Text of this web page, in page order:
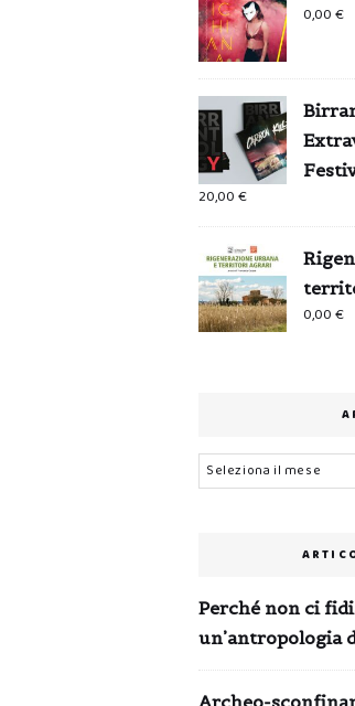
0,00€
20,00€
0,00€
Archivi
Perché non ci
un’antropologia
Archeo-